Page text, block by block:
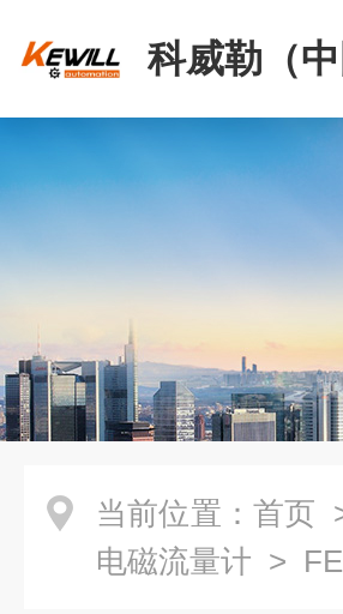
科威勒（
当前位置： 首页
电磁流量计 >